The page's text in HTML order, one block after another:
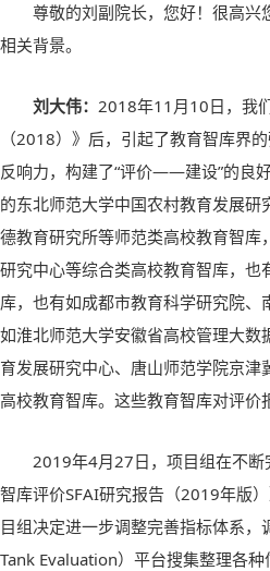
尊敬的刘副院长，您好！很高
相关背景。
刘大伟： 2018年11月10日，我
（2018）》后，引起了教育智库界
反响力，构建了“评价——建设”的良
的东北师范大学中国农村教育发展
德教育研究所等师范类高校教育智
研究中心等综合类高校教育智库，
库，也有如成都市教育科学研究院
如淮北师范大学安徽省高校管理大
育发展研究中心、唐山师范学院京
高校教育智库。这些教育智库对评
2019年4月27日，项目组在不
智库评价SFAI研究报告（2019年版
目组决定进一步调整完善指标体系，
Tank Evaluation）平台搜集整理各